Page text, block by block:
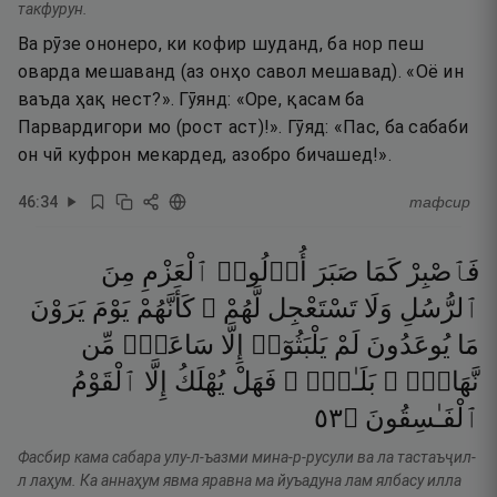
такфурун.
Ва рӯзе ононеро, ки кофир шуданд, ба нор пеш
оварда мешаванд (аз онҳо савол мешавад). «Оё ин
ваъда ҳақ нест?». Гӯянд: «Оре, қасам ба
Парвардигори мо (рост аст)!». Гӯяд: «Пас, ба сабаби
он чӣ куфрон мекардед, азобро бичашед!».
46:34 тафсир
فَٱصْبِرْ كَمَا صَبَرَ أُو۟لُوا۟ ٱلْعَزْمِ مِنَ
ٱلرُّسُلِ وَلَا تَسْتَعْجِل لَّهُمْ ۚ كَأَنَّهُمْ يَوْمَ يَرَوْنَ
مَا يُوعَدُونَ لَمْ يَلْبَثُوٓا۟ إِلَّا سَاعَةًۭ مِّن
نَّهَارٍۭ ۚ بَلَـٰغٌۭ ۚ فَهَلْ يُهْلَكُ إِلَّا ٱلْقَوْمُ
ٱلْفَـٰسِقُونَ ۝٣٥
Фасбир кама сабара улу-л-ъазми мина-р-русули ва ла тастаъҷил-
л лаҳум. Ка аннаҳум явма яравна ма йуъадуна лам ялбасу илла